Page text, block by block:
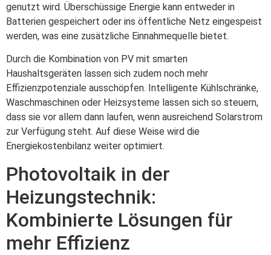
genutzt wird. Überschüssige Energie kann entweder in
Batterien gespeichert oder ins öffentliche Netz eingespeist
werden, was eine zusätzliche Einnahmequelle bietet.
Durch die Kombination von PV mit smarten
Haushaltsgeräten lassen sich zudem noch mehr
Effizienzpotenziale ausschöpfen. Intelligente Kühlschränke,
Waschmaschinen oder Heizsysteme lassen sich so steuern,
dass sie vor allem dann laufen, wenn ausreichend Solarstrom
zur Verfügung steht. Auf diese Weise wird die
Energiekostenbilanz weiter optimiert.
Photovoltaik in der
Heizungstechnik:
Kombinierte Lösungen für
mehr Effizienz